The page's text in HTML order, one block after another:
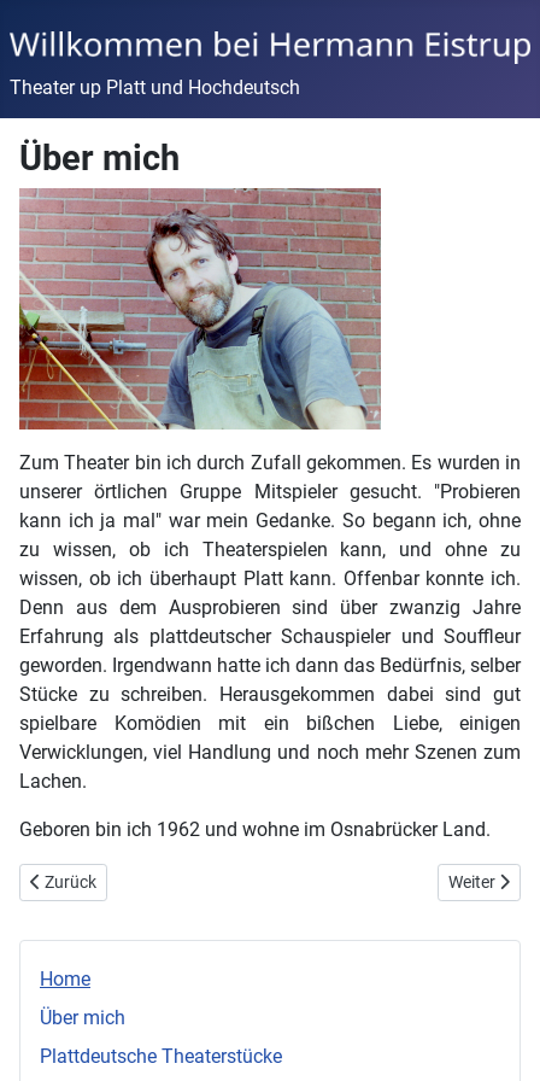
Theater up Platt und Hochdeutsch
Über mich
Zum Theater bin ich durch Zufall gekommen. Es wurden in
unserer örtlichen Gruppe Mitspieler gesucht. "Probieren
kann ich ja mal" war mein Gedanke. So begann ich, ohne
zu wissen, ob ich Theaterspielen kann, und ohne zu
wissen, ob ich überhaupt Platt kann. Offenbar konnte ich.
Denn aus dem Ausprobieren sind über zwanzig Jahre
Erfahrung als plattdeutscher Schauspieler und Souffleur
geworden. Irgendwann hatte ich dann das Bedürfnis, selber
Stücke zu schreiben. Herausgekommen dabei sind gut
spielbare Komödien mit ein bißchen Liebe, einigen
Verwicklungen, viel Handlung und noch mehr Szenen zum
Lachen.
Geboren bin ich 1962 und wohne im Osnabrücker Land.
Vorheriger Beitrag: Impressum
Zurück Nächster
Weiter
Home
Über mich
Plattdeutsche Theaterstücke